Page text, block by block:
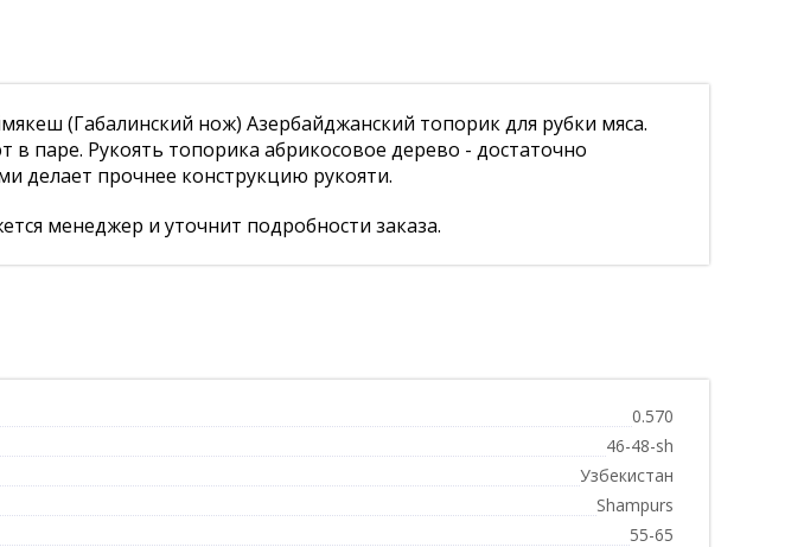
(Габалинский нож) Азербайджанский топорик для рубки мяса.
паре. Рукоять топорика абрикосовое дерево - достаточно
делает прочнее конструкцию рукояти.
менеджер и уточнит подробности заказа.
0.570
46-48-sh
Узбекистан
Shampurs
55-65